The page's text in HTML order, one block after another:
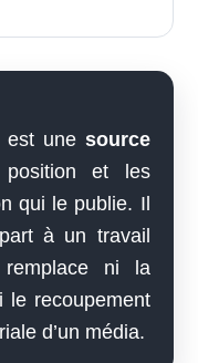
est une source
et les
qui le publie. Il
à un travail
ni la
le recoupement
d’un média.